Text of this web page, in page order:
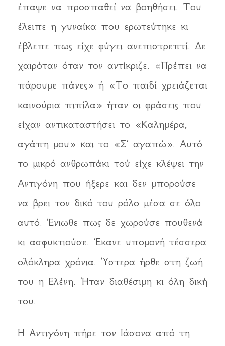
έπαψε να προσπαθεί να βοηθήσει. Του
έλειπε η γυναίκα που ερωτεύτηκε κι
έβλεπε πως είχε φύγει ανεπιστρεπτί. Δε
χαιρόταν όταν τον αντίκριζε. «Πρέπει να
πάρουμε πάνες» ή «Το παιδί χρειάζεται
καινούρια πιπίλα» ήταν οι φράσεις που
είχαν αντικαταστήσει το «Καλημέρα,
αγάπη μου» και το «Σ’ αγαπώ». Αυτό
το μικρό ανθρωπάκι τού είχε κλέψει την
Αντιγόνη που ήξερε και δεν μπορούσε
να βρει τον δικό του ρόλο μέσα σε όλο
αυτό. Ένιωθε πως δε χωρούσε πουθενά
κι ασφυκτιούσε. Έκανε υπομονή τέσσερα
ολόκληρα χρόνια. Ύστερα ήρθε στη ζωή
του η Ελένη. Ήταν διαθέσιμη κι όλη δική
του.
Η Αντιγόνη πήρε τον Ιάσονα από τη